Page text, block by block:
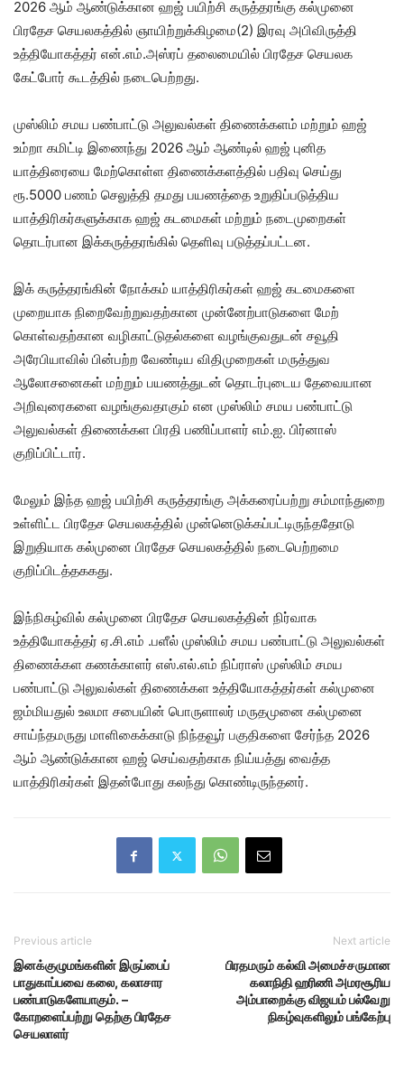
2026 ஆம் ஆண்டுக்கான ஹஜ் பயிற்சி கருத்தரங்கு கல்முனை
பிரதேச செயலகத்தில் ஞாயிற்றுக்கிழமை(2) இரவு அபிவிருத்தி
உத்தியோகத்தர் என்.எம்.அஸ்ரப் தலைமையில் பிரதேச செயலக
கேட்போர் கூடத்தில் நடைபெற்றது.
முஸ்லிம் சமய பண்பாட்டு அலுவல்கள் திணைக்களம் மற்றும் ஹஜ்
உம்றா கமிட்டி இணைந்து 2026 ஆம் ஆண்டில் ஹஜ் புனித
யாத்திரையை மேற்கொள்ள திணைக்களத்தில் பதிவு செய்து
ரூ.5000 பணம் செலுத்தி தமது பயணத்தை உறுதிப்படுத்திய
யாத்திரிகர்களுக்காக ஹஜ் கடமைகள் மற்றும் நடைமுறைகள்
தொடர்பான இக்கருத்தரங்கில் தெளிவு படுத்தப்பட்டன.
இக் கருத்தரங்கின் நோக்கம் யாத்திரிகர்கள் ஹஜ் கடமைகளை
முறையாக நிறைவேற்றுவதற்கான முன்னேற்பாடுகளை மேற்
கொள்வதற்கான வழிகாட்டுதல்களை வழங்குவதுடன் சவூதி
அரேபியாவில் பின்பற்ற வேண்டிய விதிமுறைகள் மருத்துவ
ஆலோசனைகள் மற்றும் பயணத்துடன் தொடர்புடைய தேவையான
அறிவுரைகளை வழங்குவதாகும் என முஸ்லிம் சமய பண்பாட்டு
அலுவல்கள் திணைக்கள பிரதி பணிப்பாளர் எம்.ஐ. பிர்னாஸ்
குறிப்பிட்டார்.
மேலும் இந்த ஹஜ் பயிற்சி கருத்தரங்கு அக்கரைப்பற்று சம்மாந்துறை
உள்ளிட்ட பிரதேச செயலகத்தில் முன்னெடுக்கப்பட்டிருந்ததோடு
இறுதியாக கல்முனை பிரதேச செயலகத்தில் நடைபெற்றமை
குறிப்பிடத்தககது.
இந்நிகழ்வில் கல்முனை பிரதேச செயலகத்தின் நிர்வாக
உத்தியோகத்தர் ஏ.சி.எம் .பளீல் முஸ்லிம் சமய பண்பாட்டு அலுவல்கள்
திணைக்கள கணக்காளர் எஸ்.எல்.எம் நிப்ராஸ் முஸ்லிம் சமய
பண்பாட்டு அலுவல்கள் திணைக்கள உத்தியோகத்தர்கள் கல்முனை
ஜம்மியதுல் உலமா சபையின் பொருளாலர் மருதமுனை கல்முனை
சாய்ந்தமருது மாளிகைக்காடு நிந்தவூர் பகுதிகளை சேர்ந்த 2026
ஆம் ஆண்டுக்கான ஹஜ் செய்வதற்காக நிய்யத்து வைத்த
யாத்திரிகர்கள் இதன்போது கலந்து கொண்டிருந்தனர்.
Previous article
இனக்குழுமங்களின் இருப்பைப்
பாதுகாப்பவை கலை, கலாசார
பண்பாடுகளேயாகும். –
கோறளைப்பற்று தெற்கு பிரதேச
செயலாளர்
Next article
பிரதமரும் கல்வி அமைச்சருமான
கலாநிதி ஹரிணி அமரசூரிய
அம்பாறைக்கு விஜயம் பல்வேறு
நிகழ்வுகளிலும் பங்கேற்பு